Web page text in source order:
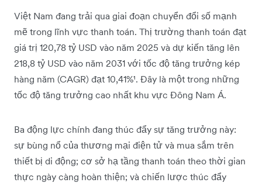
Việt Nam đang trải qua giai đoạn chuyển đổi số mạnh
mẽ trong lĩnh vực thanh toán. Thị trường thanh toán đạt
giá trị 120,78 tỷ USD vào năm 2025 và dự kiến tăng lên
218,8 tỷ USD vào năm 2031 với tốc độ tăng trưởng kép
hàng năm (CAGR) đạt 10,41%¹. Đây là một trong những
tốc độ tăng trưởng cao nhất khu vực Đông Nam Á.
Ba động lực chính đang thúc đẩy sự tăng trưởng này:
sự bùng nổ của thương mại điện tử và mua sắm trên
thiết bị di động; cơ sở hạ tầng thanh toán theo thời gian
thực ngày càng hoàn thiện; và chiến lược thúc đẩy